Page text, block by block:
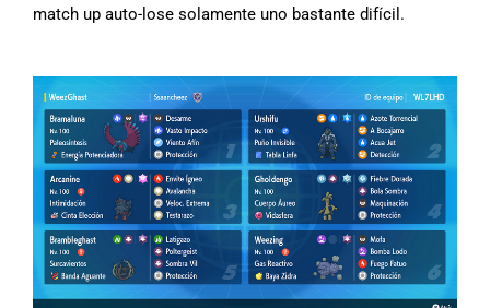
match up auto-lose solamente uno bastante difícil.